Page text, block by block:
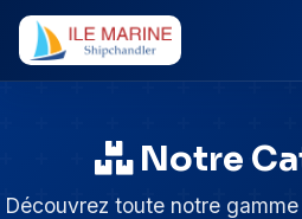
Notre
Découvrez toute notre